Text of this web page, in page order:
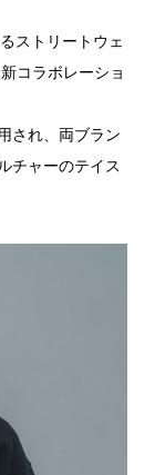
ストリートウェ
コラボレーショ
され、両ブラン
チャーのテイス